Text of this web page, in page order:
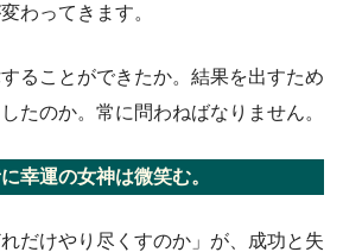
わってきます。
ることができたか。結果を出すため
たのか。常に問わねばなりません。
幸運の女神は微笑む。
だけやり尽くすのか」が、成功と失